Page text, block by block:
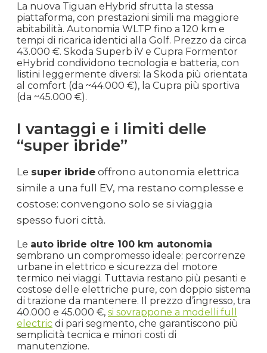
La nuova Tiguan eHybrid sfrutta la stessa
piattaforma, con prestazioni simili ma maggiore
abitabilità. Autonomia WLTP fino a 120 km e
tempi di ricarica identici alla Golf. Prezzo da circa
43.000 €. Skoda Superb iV e Cupra Formentor
eHybrid condividono tecnologia e batteria, con
listini leggermente diversi: la Skoda più orientata
al comfort (da ~44.000 €), la Cupra più sportiva
(da ~45.000 €).
I vantaggi e i limiti delle
“super ibride”
Le super ibride offrono autonomia elettrica
simile a una full EV, ma restano complesse e
costose: convengono solo se si viaggia
spesso fuori città.
Le auto ibride oltre 100 km autonomia
sembrano un compromesso ideale: percorrenze
urbane in elettrico e sicurezza del motore
termico nei viaggi. Tuttavia restano più pesanti e
costose delle elettriche pure, con doppio sistema
di trazione da mantenere. Il prezzo d’ingresso, tra
40.000 e 45.000 €, si sovrappone a modelli full
electric di pari segmento, che garantiscono più
semplicità tecnica e minori costi di
manutenzione.